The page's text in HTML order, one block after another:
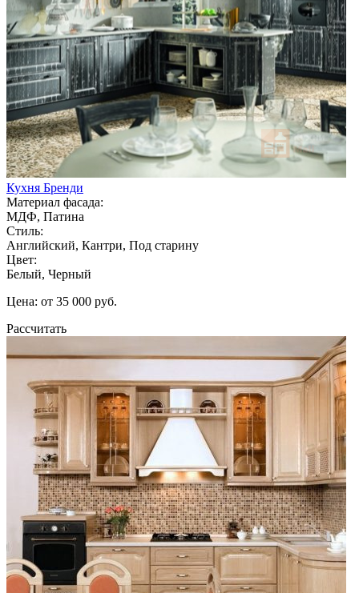
Кухня Бренди
Материал фасада:
МДФ, Патина
Стиль:
Английский, Кантри, Под старину
Цвет:
Белый, Черный
Цена: от 35 000 руб.
Рассчитать